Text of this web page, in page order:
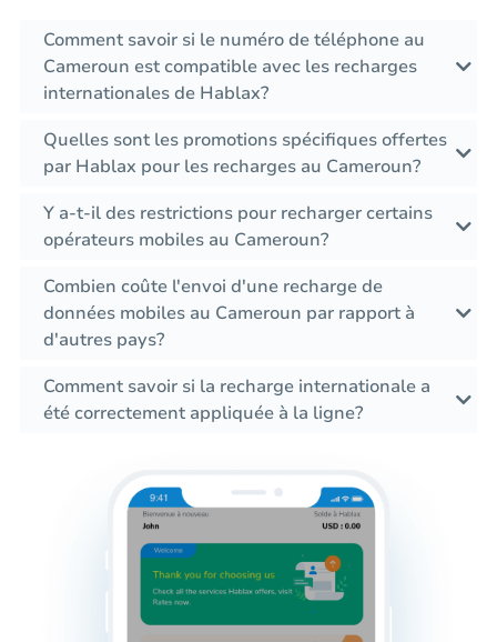
Comment savoir si le numéro de téléphone au
Cameroun est compatible avec les recharges
internationales de Hablax?
Quelles sont les promotions spécifiques offertes
par Hablax pour les recharges au Cameroun?
Y a-t-il des restrictions pour recharger certains
opérateurs mobiles au Cameroun?
Combien coûte l'envoi d'une recharge de
données mobiles au Cameroun par rapport à
d'autres pays?
Comment savoir si la recharge internationale a
été correctement appliquée à la ligne?